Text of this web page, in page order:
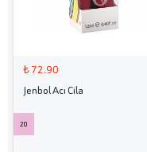
₺ 72.90
Jenbol Acı Cila
20